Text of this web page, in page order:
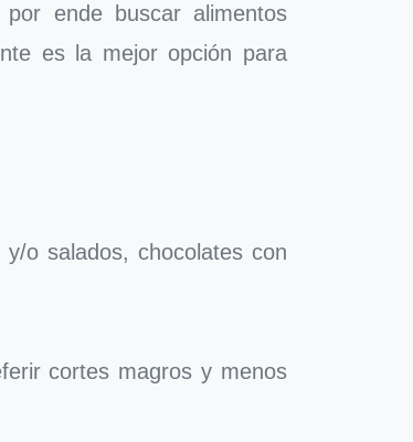
ende buscar alimentos
es la mejor opción para
o salados, chocolates con
cortes magros y menos